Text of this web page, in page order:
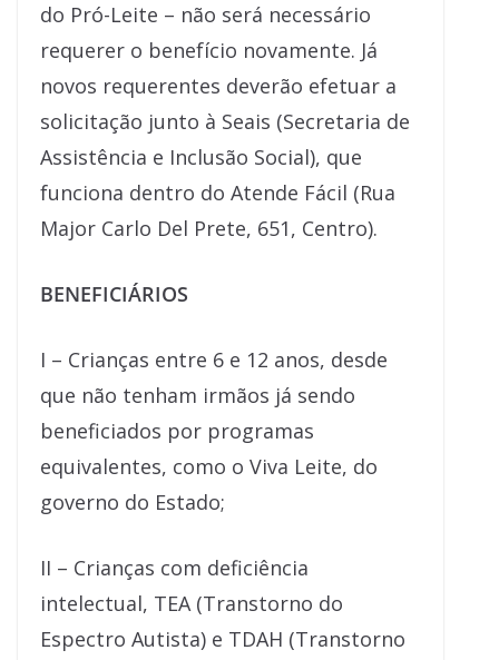
do Pró-Leite – não será necessário
requerer o benefício novamente. Já
novos requerentes deverão efetuar a
solicitação junto à Seais (Secretaria de
Assistência e Inclusão Social), que
funciona dentro do Atende Fácil (Rua
Major Carlo Del Prete, 651, Centro).
BENEFICIÁRIOS
I – Crianças entre 6 e 12 anos, desde
que não tenham irmãos já sendo
beneficiados por programas
equivalentes, como o Viva Leite, do
governo do Estado;
II – Crianças com deficiência
intelectual, TEA (Transtorno do
Espectro Autista) e TDAH (Transtorno